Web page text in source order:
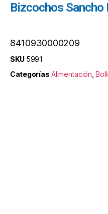
Bizcochos Sancho
8410930000209
SKU 5991
Categorías Alimentación ,